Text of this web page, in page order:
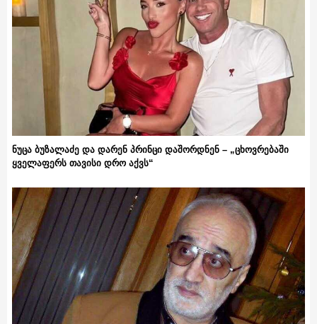
ნუცა ბუზალაძე და დარენ პრინცი დაშორდნენ – „ცხოვრებაში
ყველაფერს თავისი დრო აქვს“